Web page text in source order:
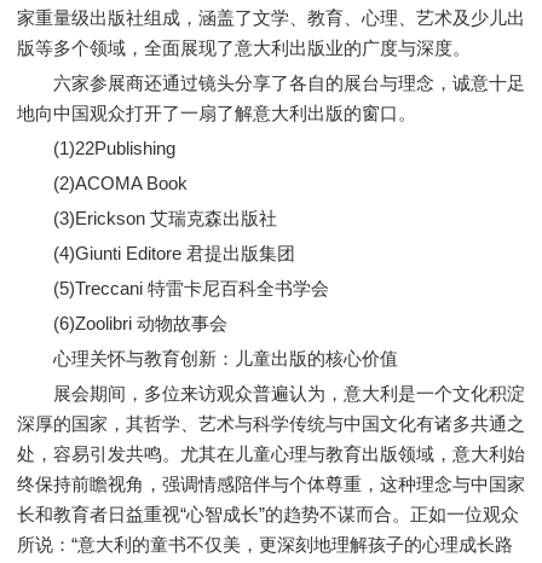
家重量级出版社组成，涵盖了文学、教育、心理、艺术及少儿出
版等多个领域，全面展现了意大利出版业的广度与深度。
六家参展商还通过镜头分享了各自的展台与理念，诚意十足
地向中国观众打开了一扇了解意大利出版的窗口。
(1)22Publishing
(2)ACOMA Book
(3)Erickson 艾瑞克森出版社
(4)Giunti Editore 君提出版集团
(5)Treccani 特雷卡尼百科全书学会
(6)Zoolibri 动物故事会
心理关怀与教育创新：儿童出版的核心价值
展会期间，多位来访观众普遍认为，意大利是一个文化积淀
深厚的国家，其哲学、艺术与科学传统与中国文化有诸多共通之
处，容易引发共鸣。尤其在儿童心理与教育出版领域，意大利始
终保持前瞻视角，强调情感陪伴与个体尊重，这种理念与中国家
长和教育者日益重视“心智成长”的趋势不谋而合。正如一位观众
所说：“意大利的童书不仅美，更深刻地理解孩子的心理成长路